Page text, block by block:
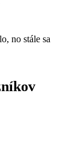
no stále sa